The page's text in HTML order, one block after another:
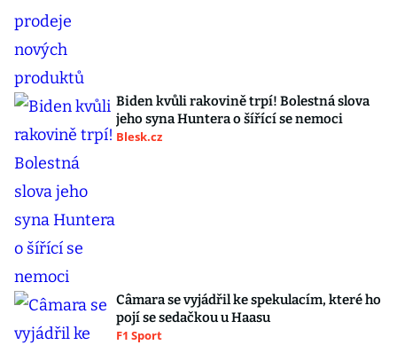
Biden kvůli rakovině trpí! Bolestná slova
jeho syna Huntera o šířící se nemoci
Blesk.cz
Câmara se vyjádřil ke spekulacím, které ho
pojí se sedačkou u Haasu
F1 Sport